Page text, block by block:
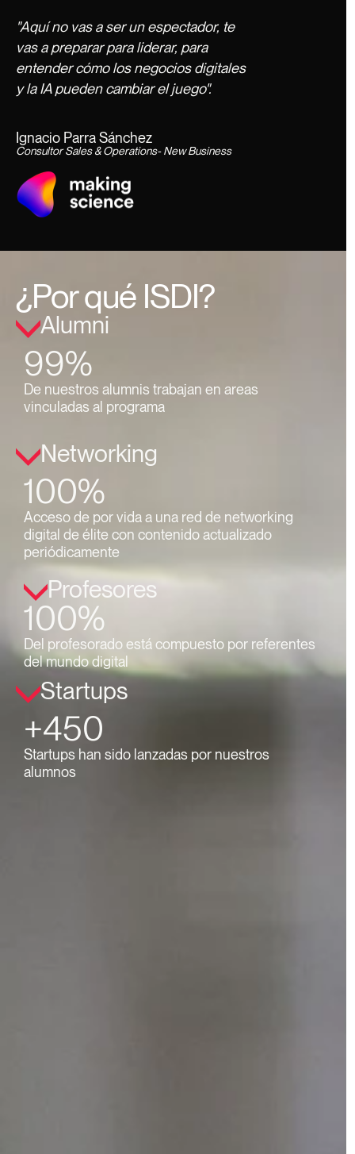
"Aquí no vas a ser un espectador, te
vas a preparar para liderar, para
entender cómo los negocios digitales
y la IA pueden cambiar el juego".
Ignacio Parra Sánchez
Consultor Sales & Operations- New Business
¿Por qué ISDI?
Alumni
99%
De nuestros alumnis trabajan en areas
vinculadas al programa
Networking
100%
Acceso de por vida a una red de networking
digital de élite con contenido actualizado
periódicamente
Profesores
100%
Del profesorado está compuesto por referentes
del mundo digital
Startups
+450
Startups han sido lanzadas por nuestros
alumnos